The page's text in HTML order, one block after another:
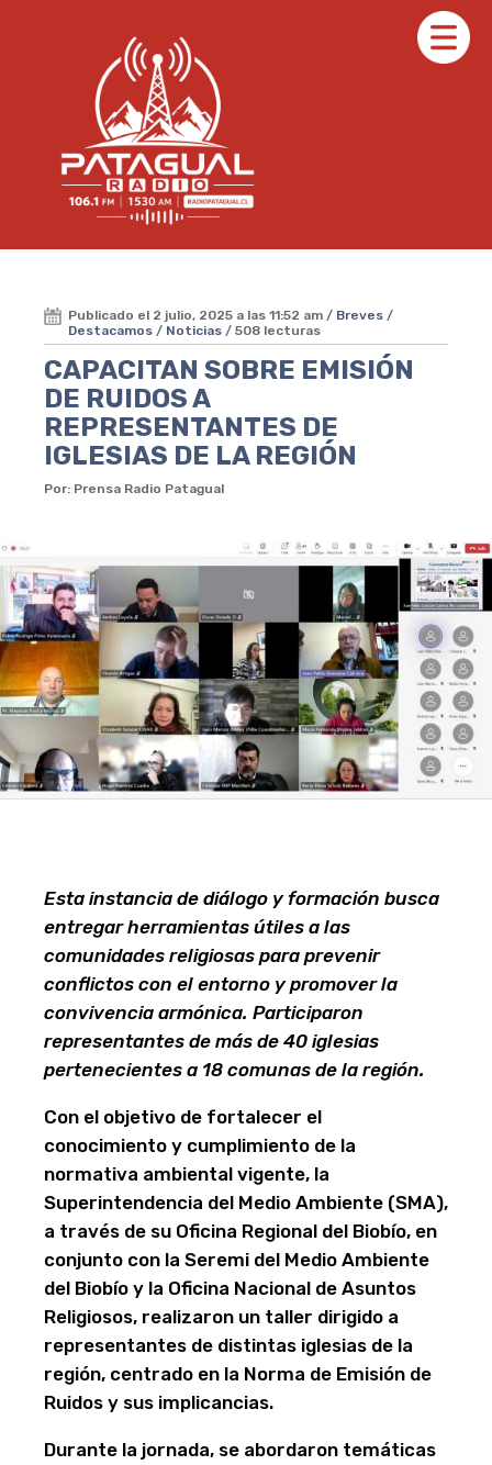
Publicado el 2 julio, 2025 a las 11:52 am / Breves /
Destacamos / Noticias / 508 lecturas
CAPACITAN SOBRE EMISIÓN
DE RUIDOS A
REPRESENTANTES DE
IGLESIAS DE LA REGIÓN
Por: Prensa Radio Patagual
Esta instancia de diálogo y formación busca
entregar herramientas útiles a las
comunidades religiosas para prevenir
conflictos con el entorno y promover la
convivencia armónica. Participaron
representantes de más de 40 iglesias
pertenecientes a 18 comunas de la región.
Con el objetivo de fortalecer el
conocimiento y cumplimiento de la
normativa ambiental vigente, la
Superintendencia del Medio Ambiente (SMA),
a través de su Oficina Regional del Biobío, en
conjunto con la Seremi del Medio Ambiente
del Biobío y la Oficina Nacional de Asuntos
Religiosos, realizaron un taller dirigido a
representantes de distintas iglesias de la
región, centrado en la Norma de Emisión de
Ruidos y sus implicancias.
Durante la jornada, se abordaron temáticas